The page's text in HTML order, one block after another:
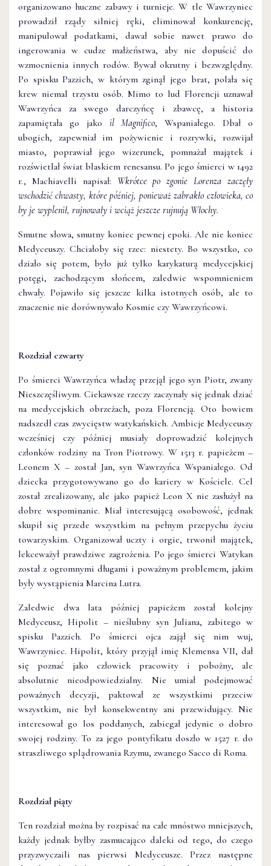
organizowano huczne zabawy i turnieje. W tle Wawrzyniec
prowadził rządy silniej ręki, eliminował konkurencję,
manipulował podatkami, dawał sobie nawet prawo do
ingerowania w cudze małżeństwa, aby nie dopuścić do
wzmocnienia innych rodów. Bywał okrutny i bezwzględny.
Po spisku Pazzich, w którym zginął jego brat, polała się
krew niemal trzystu osób. Mimo to lud Florencji uznawał
Wawrzyńca za swego darczyńcę i zbawcę, a historia
zapamiętała go jako il Magnifico, Wspaniałego. Dbał o
ubogich, zapewniał im pożywienie i rozrywki, rozwijał
miasto, poprawiał jego wizerunek, pomnażał majątek i
rozświetlał świat blaskiem renesansu. Po jego śmierci w 1492
r., Machiavelli napisał: Wkrótce po zgonie Lorenza zaczęły
wschodzić chwasty, które później, ponieważ zabrakło człowieka, co
by je wyplenił, rujnowały i wciąż jeszcze rujnują Włochy.
Smutne słowa, smutny koniec pewnej epoki. Ale nie koniec
Medyceuszy. Chciałoby się rzec: niestety. Bo wszystko, co
działo się potem, było już tylko karykaturą medycejskiej
potęgi, zachodzącym słońcem, zaledwie wspomnieniem
chwały. Pojawiło się jeszcze kilka istotnych osób, ale to
znaczenie nie dorównywało Kosmie czy Wawrzyńcowi.
Rozdział czwarty
Po śmierci Wawrzyńca władzę przejął jego syn Piotr, zwany
Nieszczęśliwym. Ciekawsze rzeczy zaczynały się jednak dziać
na medycejskich obrzeżach, poza Florencją. Oto bowiem
nadszedł czas zwycięstw watykańskich. Ambicje Medyceuszy
wcześniej czy później musiały doprowadzić kolejnych
członków rodziny na Tron Piotrowy. W 1513 r. papieżem –
Leonem X – został Jan, syn Wawrzyńca Wspaniałego. Od
dziecka przygotowywano go do kariery w Kościele. Cel
został zrealizowany, ale jako papież Leon X nie zasłużył na
dobre wspominanie. Miał interesującą osobowość, jednak
skupił się przede wszystkim na pełnym przepychu życiu
towarzyskim. Organizował uczty i orgie, trwonił majątek,
lekceważył prawdziwe zagrożenia. Po jego śmierci Watykan
został z ogromnymi długami i poważnym problemem, jakim
były wystąpienia Marcina Lutra.
Zaledwie dwa lata później papieżem został kolejny
Medyceusz, Hipolit – nieślubny syn Juliana, zabitego w
spisku Pazzich. Po śmierci ojca zajął się nim wuj,
Wawrzyniec. Hipolit, który przyjął imię Klemensa VII, dał
się poznać jako człowiek pracowity i pobożny, ale
absolutnie nieodpowiedzialny. Nie umiał podejmować
poważnych decyzji, paktował ze wszystkimi przeciw
wszystkim, nie był konsekwentny ani przewidujący. Nie
interesował go los poddanych, zabiegał jedynie o dobro
swojej rodziny. To za jego pontyfikatu doszło w 1527 r. do
straszliwego splądrowania Rzymu, zwanego Sacco di Roma.
Rozdział piąty
Ten rozdział można by rozpisać na całe mnóstwo mniejszych,
każdy jednak byłby zasmucająco daleki od tego, do czego
przyzwyczaili nas pierwsi Medyceusze. Przez następne